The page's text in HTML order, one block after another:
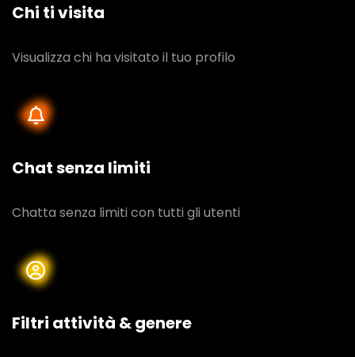
Chi ti visita
Visualizza chi ha visitato il tuo profilo
Chat senza limiti
Chatta senza limiti con tutti gli utenti
Filtri attività & genere